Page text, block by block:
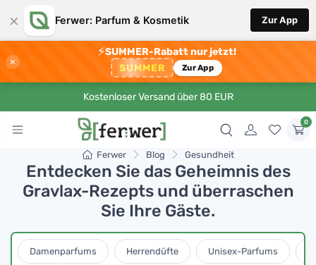
× Ferwer: Parfum & Kosmetik Zur App
×
⚡SUMMER-Rabatt nur jetzt!
SUMMER Zur App
Kostenloser Versand über 80 EUR
0
Ferwer Blog Gesundheit
Entdecken Sie das Geheimnis des
Gravlax-Rezepts und überraschen
Sie Ihre Gäste.
Damenparfums Herrendüfte Unisex-Parfums